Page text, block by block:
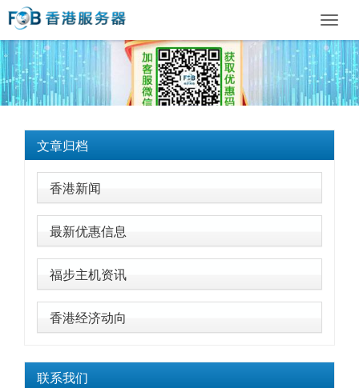
文章归档
香港新闻
最新优惠信息
福步主机资讯
香港经济动向
联系我们